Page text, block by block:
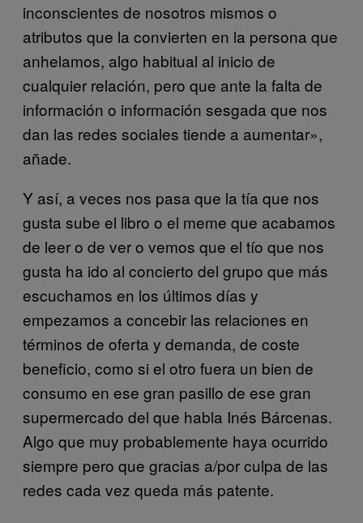
inconscientes de nosotros mismos o
atributos que la convierten en la persona que
anhelamos, algo habitual al inicio de
cualquier relación, pero que ante la falta de
información o información sesgada que nos
dan las redes sociales tiende a aumentar»,
añade.
Y así, a veces nos pasa que la tía que nos
gusta sube el libro o el meme que acabamos
de leer o de ver o vemos que el tío que nos
gusta ha ido al concierto del grupo que más
escuchamos en los últimos días y
empezamos a concebir las relaciones en
términos de oferta y demanda, de coste
beneficio, como si el otro fuera un bien de
consumo en ese gran pasillo de ese gran
supermercado del que habla Inés Bárcenas.
Algo que muy probablemente haya ocurrido
siempre pero que gracias a/por culpa de las
redes cada vez queda más patente.